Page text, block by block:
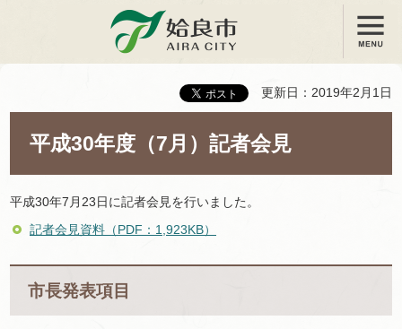
姶良市 メニュー
更新日：2019年2月1日
平成30年度（7月）記者会見
平成30年7月23日に記者会見を行いました。
記者会見資料（PDF：1,923KB）
市長発表項目